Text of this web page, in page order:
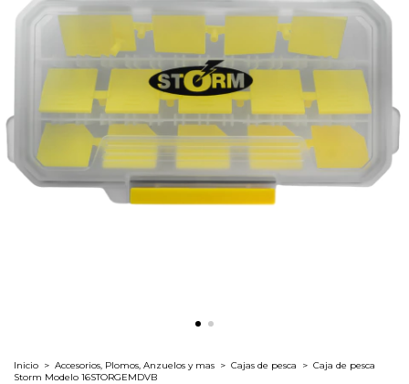
Inicio > Accesorios, Plomos, Anzuelos y mas > Cajas de pesca > Caja de pesca
Storm Modelo 16STORGEMDVB